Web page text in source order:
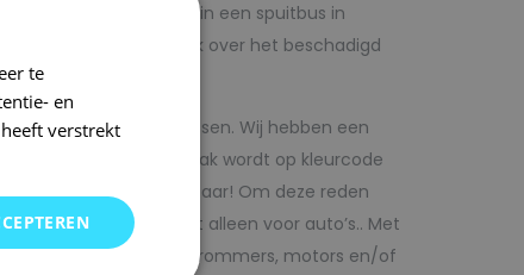
voordelig met autolak in een spuitbus in
voorhand de blanke lak over het beschadigd
autolak spuitbussen. Wij hebben een
arsenaal. De autolak wordt op kleurcode
uit voorraad leverbaar! Om deze reden
kunt vinden. Maar niet alleen voor auto’s.. Met
scooters, brommers, motors en/of
te
en
verstrekt